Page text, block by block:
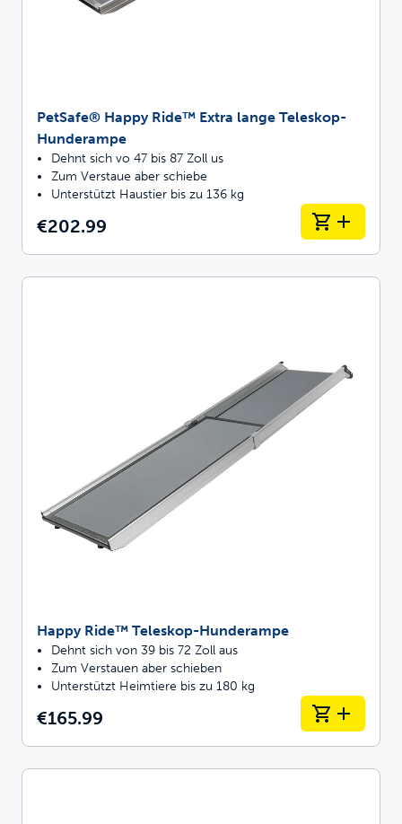
PetSafe® Happy Ride™ Extra lange Teleskop-
Hunderampe
Dehnt sich vo 47 bis 87 Zoll us
Zum Verstaue aber schiebe
Unterstützt Haustier bis zu 136 kg
€202.99
Happy Ride™ Teleskop-Hunderampe
Dehnt sich von 39 bis 72 Zoll aus
Zum Verstauen aber schieben
Unterstützt Heimtiere bis zu 180 kg
€165.99